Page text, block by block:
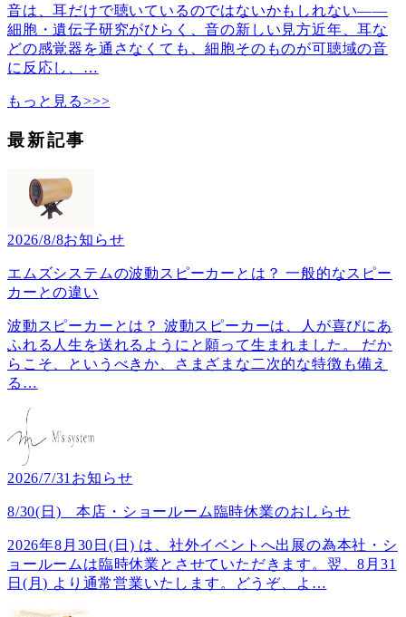
音は、耳だけで聴いているのではないかもしれない――
細胞・遺伝子研究がひらく、音の新しい見方近年、耳な
どの感覚器を通さなくても、細胞そのものが可聴域の音
に反応し、 …
もっと見る>>>
最新記事
2026/8/8お知らせ
エムズシステムの波動スピーカーとは？ 一般的なスピー
カーとの違い
波動スピーカーとは？ 波動スピーカーは、人が喜びにあ
ふれる人生を送れるようにと願って生まれました。 だか
らこそ、というべきか、さまざまな二次的な特徴も備え
る …
2026/7/31 お知らせ
8/30(日) 本店・ショールーム臨時休業のおしらせ
2026年8月30日(日) は、社外イベントへ出展の為本社・シ
ョールームは臨時休業とさせていただきます。翌、8月31
日(月) より通常営業いたします。どうぞ、よ …